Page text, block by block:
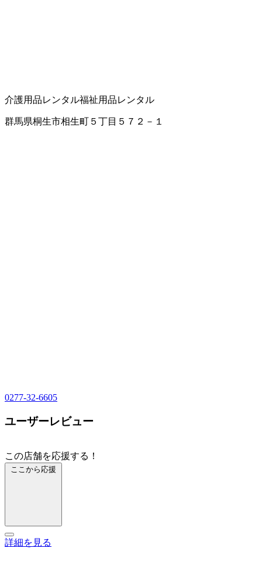
介護用品レンタル福祉用品レンタル
群馬県桐生市相生町５丁目５７２－１
0277-32-6605
ユーザーレビュー
この店舗を応援する！
ここから応援
詳細を見る